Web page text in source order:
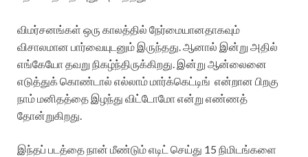
விமர்சனங்கள் ஒரு காலத்தில் நேர்மையானதாகவும்
விசாலமான பார்வையுடனும் இருந்தது. ஆனால் இன்று அதில்
எங்கேயோ தவறு நிகழ்ந்திருக்கிறது. இன்று ஆன்லைனை
எடுத்துக் கொண்டால் எல்லாம் மார்க்கெட்டிங் என்றான பிறகு
நாம் மனிதத்தை இழந்து விட்டோமோ என்று எண்ணத்
தோன்றுகிறது.
இந்தப் படத்தை நான் மீண்டும் எடிட் செய்து 15 நிமிடங்களை